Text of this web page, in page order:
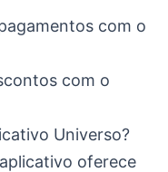
com o
com o
Universo?
oferece